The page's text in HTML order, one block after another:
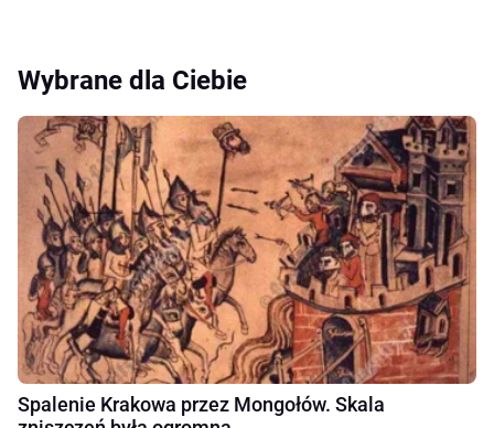
Wybrane dla Ciebie
Spalenie Krakowa przez Mongołów. Skala